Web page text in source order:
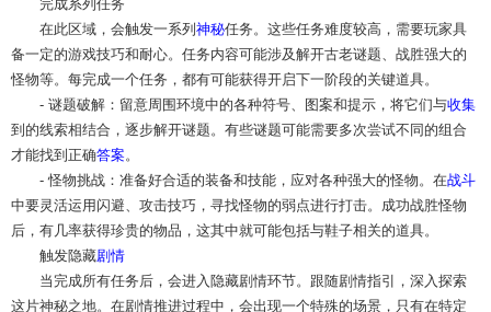
完成系列任务
在此区域，会触发一系列 神秘任务。这些任务难度较高，需要玩家具
备一定的游戏技巧和耐心。任务内容可能涉及解开古老谜题、战胜强大的
怪物等。每完成一个任务，都有可能获得开启下一阶段的关键道具。
- 谜题破解：留意周围环境中的各种符号、图案和提示，将它们与收集
到的线索相结合，逐步解开谜题。有些谜题可能需要多次尝试不同的组合
才能找到正确答案。
- 怪物挑战：准备好合适的装备和技能，应对各种强大的怪物。在战斗
中要灵活运用闪避、攻击技巧，寻找怪物的弱点进行打击。成功战胜怪物
后，有几率获得珍贵的物品，这其中就可能包括与鞋子相关的道具。
触发隐藏剧情
当完成所有任务后，会进入隐藏剧情环节。跟随剧情指引，深入探索
这片神秘之地。在剧情推进过程中，会出现一个特殊的场景，只有在特定